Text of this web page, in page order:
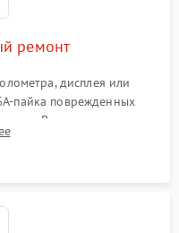
ремонт
дисплея или
пайка поврежденных
Восстановление
элементов